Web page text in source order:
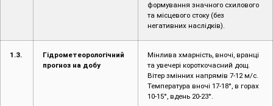
формування значного схилового
та місцевого стоку (без
негативних наслідків).
1.3.
Гідрометеорологічний
прогноз на добу
Мінлива хмарність, вночі, вранці
та увечері короткочасний дощ.
Вітер змінних напрямів 7-12 м/с.
Температура вночі 17-18°, в горах
10-15°, вдень 20-23°.